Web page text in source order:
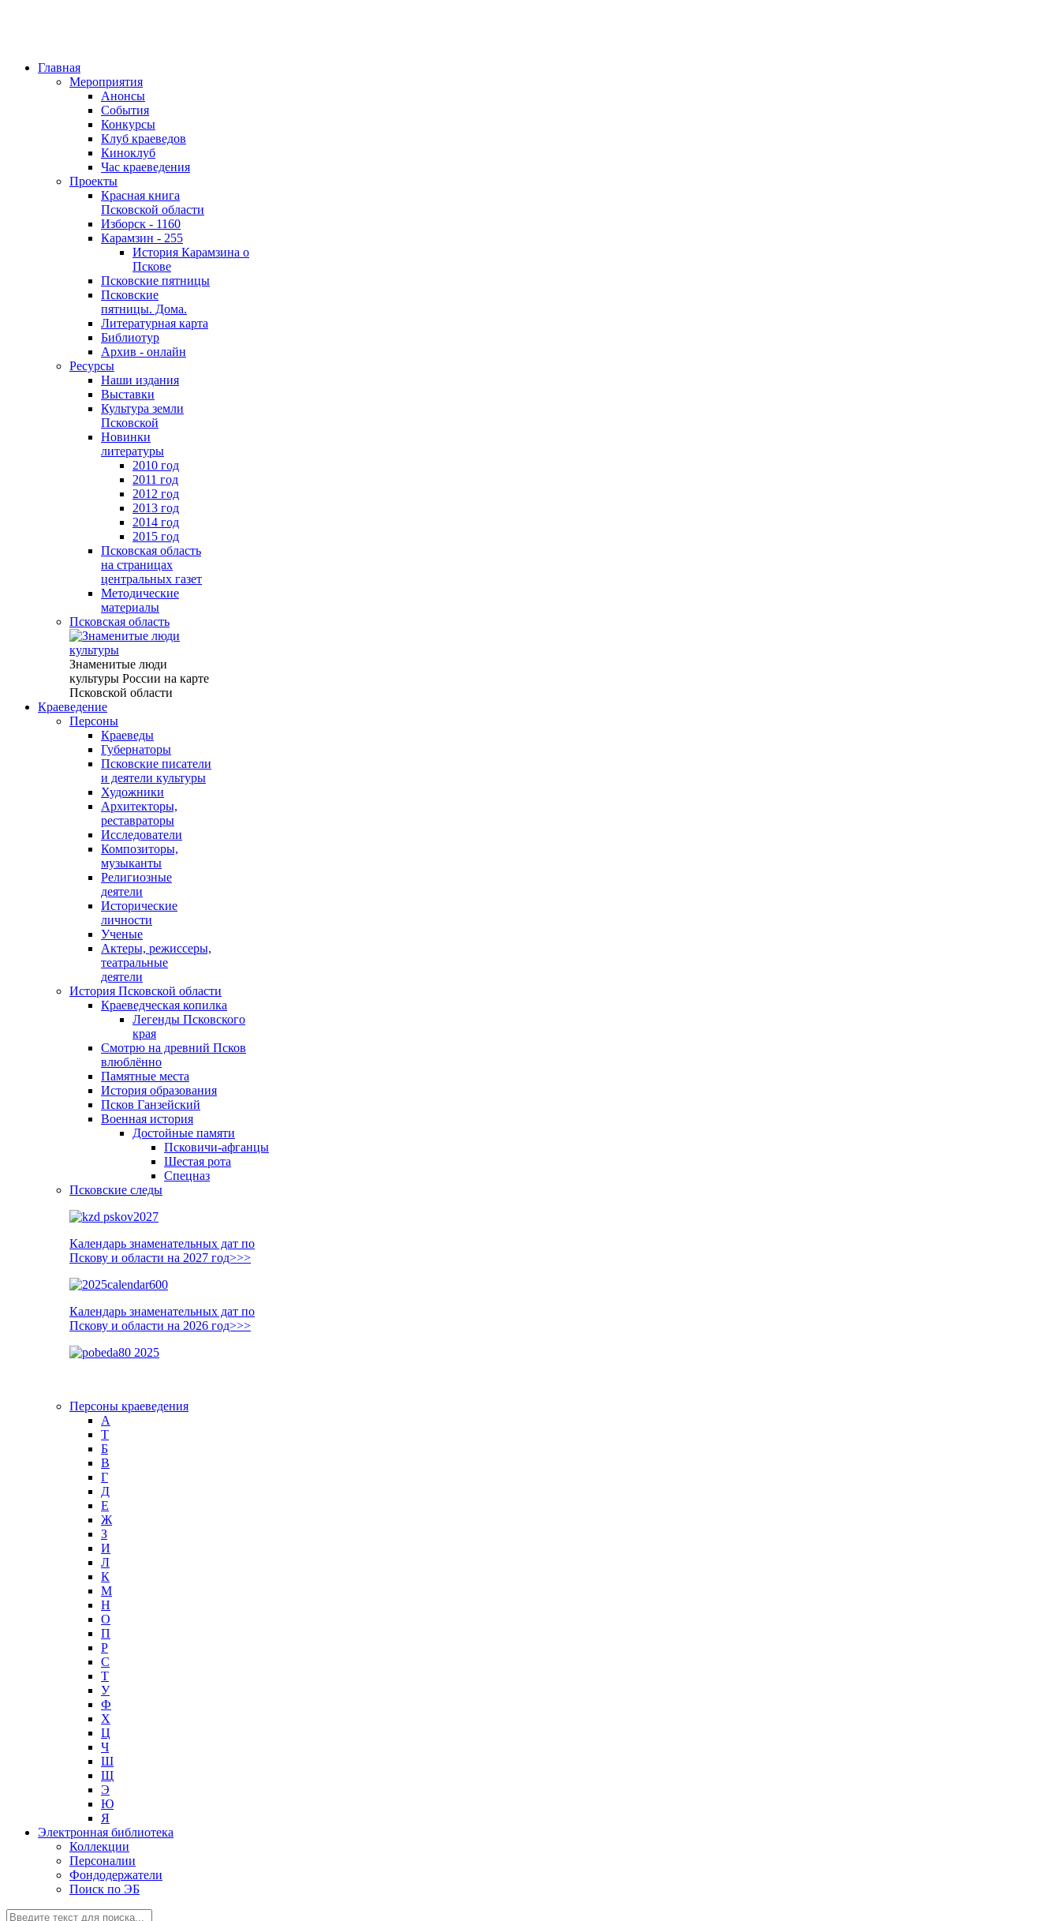
Главная
Мероприятия
Анонсы
События
Конкурсы
Клуб краеведов
Киноклуб
Час краеведения
Проекты
Красная книга
Псковской области
Изборск - 1160
Карамзин - 255
История Карамзина о
Пскове
Псковские пятницы
Псковские
пятницы. Дома.
Литературная карта
Библиотур
Архив - онлайн
Ресурсы
Наши издания
Выставки
Культура земли
Псковской
Новинки
литературы
2010 год
2011 год
2012 год
2013 год
2014 год
2015 год
Псковская область
на страницах
центральных газет
Методические
материалы
Псковская область
Знаменитые люди
культуры России на карте
Псковской области
Краеведение
Персоны
Краеведы
Губернаторы
Псковские писатели
и деятели культуры
Художники
Архитекторы,
реставраторы
Исследователи
Композиторы,
музыканты
Религиозные
деятели
Исторические
личности
Ученые
Актеры, режиссеры,
театральные
деятели
История Псковской области
Краеведческая копилка
Легенды Псковского
края
Смотрю на древний Псков
влюблённо
Памятные места
История образования
Псков Ганзейский
Военная история
Достойные памяти
Псковичи-афганцы
Шестая рота
Спецназ
Псковские следы
Календарь знаменательных дат по
Пскову и области на 2027 год>>>
Календарь знаменательных дат по
Пскову и области на 2026 год>>>
Персоны краеведения
А
T
Б
В
Г
Д
Е
Ж
З
И
Л
К
М
Н
О
П
Р
С
Т
У
Ф
Х
Ц
Ч
Ш
Щ
Э
Ю
Я
Электронная библиотека
Коллекции
Персоналии
Фондодержатели
Поиск по ЭБ